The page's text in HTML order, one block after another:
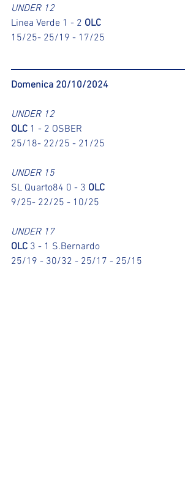
UNDER 12
Linea Verde 1 - 2 OLC
15/25- 25/19 - 17/25
Domenica 20/10/2024
UNDER 12
OLC 1 - 2 OSBER
25/18- 22/25 - 21/25
UNDER 15
SL Quarto84 0 - 3 OLC
9/25- 22/25 - 10/25
UNDER 17
OLC 3 - 1 S.Bernardo
25/19 - 30/32 - 25/17 - 25/15